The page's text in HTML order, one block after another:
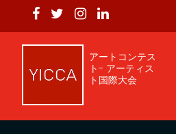
アートコンテス
ト- アーティス
ト国際大会